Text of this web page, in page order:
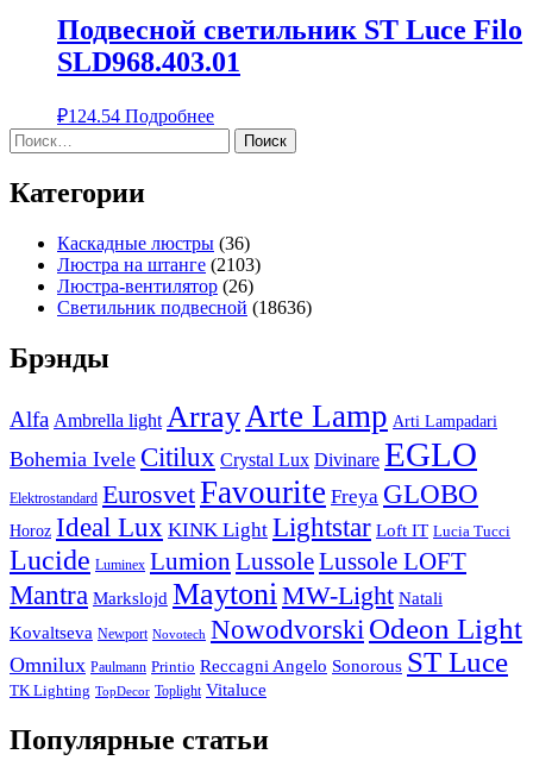
Подвесной светильник ST Luce Filo
SLD968.403.01
₽124.54 Подробнее
Найти:
Категории
Каскадные люстры (36)
Люстра на штанге (2103)
Люстра-вентилятор (26)
Светильник подвесной (18636)
Брэнды
Alfa Ambrella light Array Arte Lamp Arti Lampadari
Bohemia Ivele Citilux Crystal Lux Divinare EGLO
Elektrostandard EurosvetFavourite Freya GLOBO
Horoz Ideal Lux KINK Light Lightstar Loft IT Lucia Tucci
Lucide Luminex Lumion LussoleLussole LOFT
Mantra Markslojd Maytoni MW-Light Natali
Kovaltseva Newport Novotech Nowodvorski Odeon Light
Omnilux Paulmann Printio Reccagni Angelo Sonorous ST Luce
TK Lighting TopDecor Toplight Vitaluce
Популярные статьи